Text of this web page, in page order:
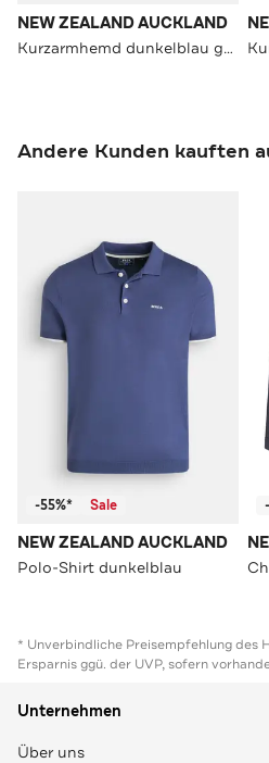
NEW ZEALAND AUCKLAND
Kurzarmhemd dunkelblau gemustert
Andere Kunden kauften
-55%* Sale
NEW ZEALAND AUCKLAND
Polo-Shirt dunkelblau
* Unverbindliche Preisempfehlung des
Ersparnis ggü. der UVP, sofern
Unternehmen
Über uns